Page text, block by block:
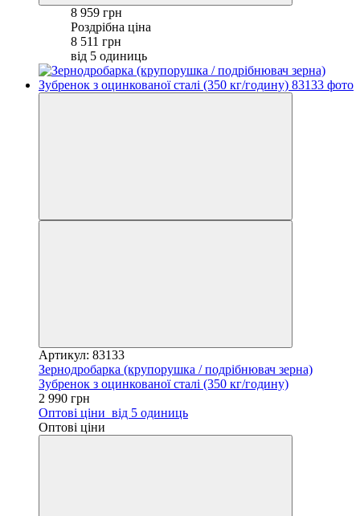
8 959 грн
Роздрібна ціна
8 511 грн
від 5 одиниць
Артикул: 83133
Зернодробарка (крупорушка / подрібнювач зерна)
Зубренок з оцинкованої сталі (350 кг/годину)
2 990 грн
Оптові ціни від 5 одиниць
Оптові ціни